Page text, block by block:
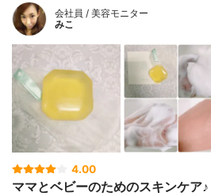
会社員 / 美容モニター
みこ
4.00
ママとベビーのためのスキンケア♪